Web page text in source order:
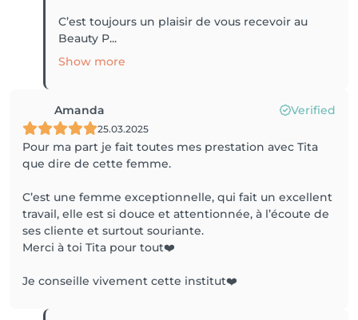
C’est toujours un plaisir de vous recevoir au
Beauty P...
Show more
Amanda Verified
25.03.2025
Pour ma part je fait toutes mes prestation avec Tita
que dire de cette femme.
C’est une femme exceptionnelle, qui fait un excellent
travail, elle est si douce et attentionnée, à l’écoute de
ses cliente et surtout souriante.
Merci à toi Tita pour tout❤️
Je conseille vivement cette institut❤️